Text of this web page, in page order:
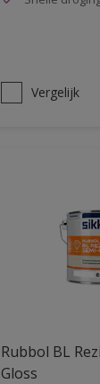
Vergelijk
Rubbol BL
Gloss